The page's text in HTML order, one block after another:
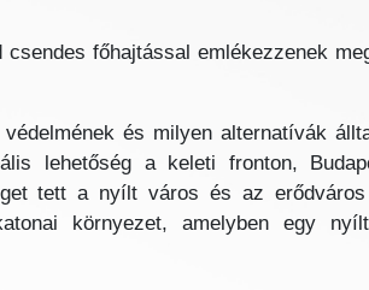
főhajtással emlékezzenek
és milyen alternatívák
lehetőség a keleti fronton,
tett a nyílt város és az
környezet, amelyben egy